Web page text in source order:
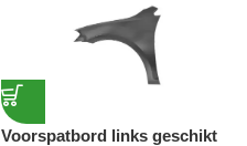
Voorspatbord links geschikt